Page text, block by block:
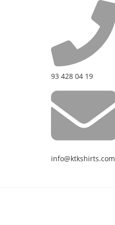
93 428 04 19
info@ktkshirts.com